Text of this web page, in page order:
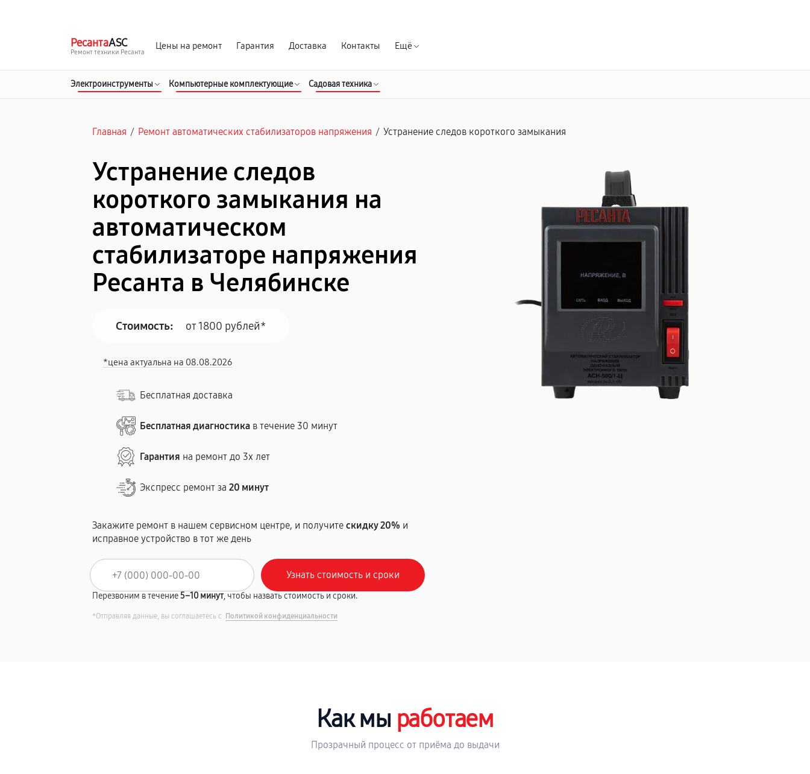
РесантаASC
Ремонт техники Ресанта
Цены на ремонт Гарантия Доставка Контакты Ещё
Электроинструменты Компьютерные комплектующие Садовая техника
Главная / Ремонт автоматических стабилизаторов напряжения / Устранение следов короткого замыкания
Устранение следов
короткого замыкания на
автоматическом
стабилизаторе напряжения
Ресанта в Челябинске
Стоимость: от 1800 рублей*
*цена актуальна на 08.08.2026
Бесплатная доставка
Бесплатная диагностика в течение 30 минут
Гарантия на ремонт до 3х лет
Экспресс ремонт за20 минут
Закажите ремонт в нашем сервисном центре, и получитескидку 20% и
исправное устройство в тот же день
Перезвоним в течение5–10 минут, чтобы назвать стоимость и сроки.
*Отправляя данные, вы соглашаетесь с Политикой конфиденциальности
Как мы работаем
Прозрачный процесс от приёма до выдачи